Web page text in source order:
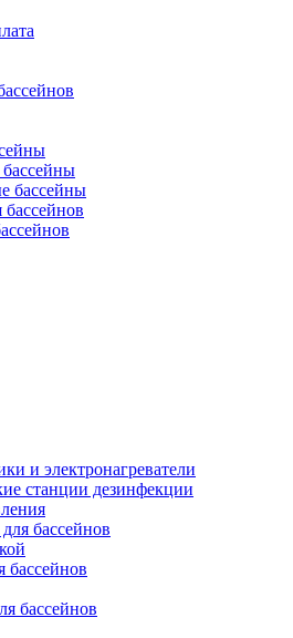
бассейны
и электронагреватели
станции дезинфекции
бассейнов
бассейнов
бассейнов